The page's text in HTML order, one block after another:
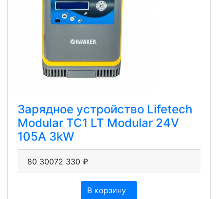
Зарядное устройство Lifetech
Modular TC1 LT Modular 24V
105A 3kW
80 30072 330 ₽
В корзину